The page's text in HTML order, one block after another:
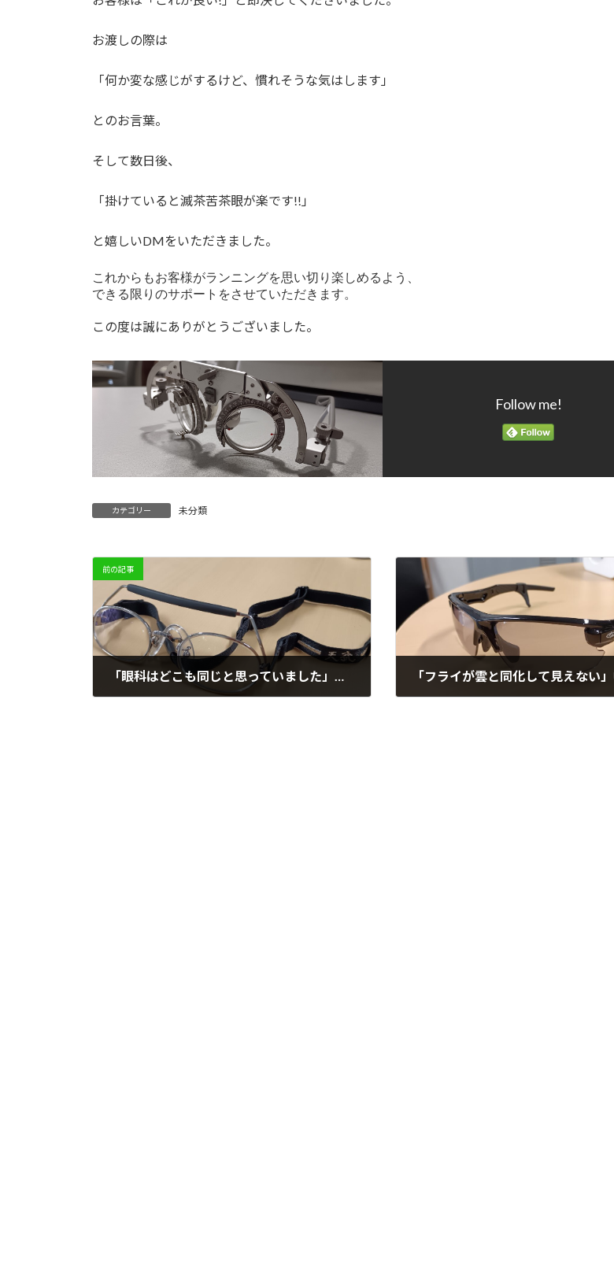
お渡しの際は
「何か変な感じがするけど、慣れそうな気はします」
とのお言葉。
そして数日後、
「掛けていると滅茶苦茶眼が楽です!!」
と嬉しいDMをいただきました。
これからもお客様がランニングを思い切り楽しめるよう、
できる限りのサポートをさせていただきます。
この度は誠にありがとうございました。
Follow me!
カテゴリー 未分類
前の記事
「眼科はどこも同じと思っていました」──小学4年生剣道男子の視力改善ストーリー